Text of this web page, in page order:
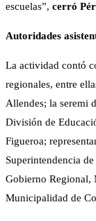
escuelas”, cerró
Autoridades
La actividad contó
regionales, entre
Allendes; la seremi
División de
Figueroa;
Superintendencia
Gobierno Regional,
Municipalidad de